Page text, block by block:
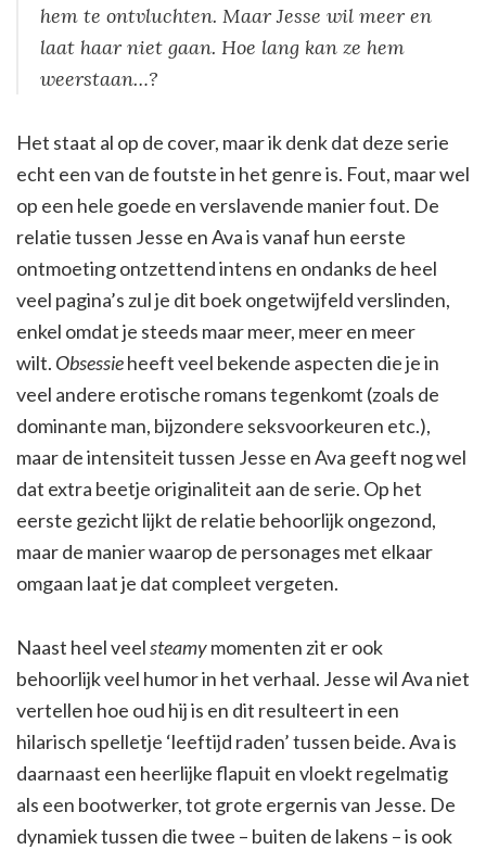
hem te ontvluchten. Maar Jesse wil meer en
laat haar niet gaan. Hoe lang kan ze hem
weerstaan…?
Het staat al op de cover, maar ik denk dat deze serie
echt een van de foutste in het genre is. Fout, maar wel
op een hele goede en verslavende manier fout. De
relatie tussen Jesse en Ava is vanaf hun eerste
ontmoeting ontzettend intens en ondanks de heel
veel pagina’s zul je dit boek ongetwijfeld verslinden,
enkel omdat je steeds maar meer, meer en meer
wilt. Obsessieheeft veel bekende aspecten die je in
veel andere erotische romans tegenkomt (zoals de
dominante man, bijzondere seksvoorkeuren etc.),
maar de intensiteit tussen Jesse en Ava geeft nog wel
dat extra beetje originaliteit aan de serie. Op het
eerste gezicht lijkt de relatie behoorlijk ongezond,
maar de manier waarop de personages met elkaar
omgaan laat je dat compleet vergeten.
Naast heel veelsteamymomenten zit er ook
behoorlijk veel humor in het verhaal. Jesse wil Ava niet
vertellen hoe oud hij is en dit resulteert in een
hilarisch spelletje ‘leeftijd raden’ tussen beide. Ava is
daarnaast een heerlijke flapuit en vloekt regelmatig
als een bootwerker, tot grote ergernis van Jesse. De
dynamiek tussen die twee – buiten de lakens – is ook